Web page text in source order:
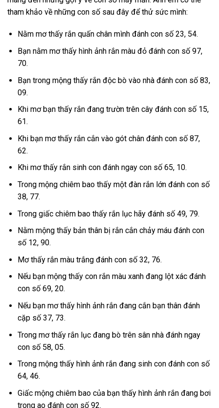
tham khảo về những con số sau đây để thử sức mình:
Nằm mơ thấy rắn quấn chân mình đánh con số 23, 54.
Bạn nằm mơ thấy hình ảnh rắn màu đỏ đánh con số 97,
70.
Bạn trong mộng thấy rắn độc bò vào nhà đánh con số 83,
09.
Khi mơ bạn thấy rắn đang trườn trên cây đánh con số 15,
61.
Khi bạn mơ thấy rắn cắn vào gót chân đánh con số 87,
62.
Khi mơ thấy rắn sinh con đánh ngay con số 65, 10.
Trong mộng chiêm bao thấy một đàn rắn lớn đánh con số
38, 77.
Trong giấc chiêm bao thấy rắn lục hãy đánh số 49, 79.
Nằm mộng thấy bản thân bị rắn cắn chảy máu đánh con
số 12, 90.
Mơ thấy rắn màu trắng đánh con số 32, 76.
Nếu bạn mộng thấy con rắn màu xanh đang lột xác đánh
con số 69, 20.
Nếu bạn mơ thấy hình ảnh rắn đang cắn bạn thân đánh
cặp số 37, 73.
Trong mơ thấy rắn lục đang bò trên sân nhà đánh ngay
con số 58, 05.
Trong mộng thấy hình ảnh rắn đang sinh con đánh con số
64, 46.
Giấc mộng chiêm bao của bạn thấy hình ảnh rắn đang bơi
trong ao đánh con số 92.